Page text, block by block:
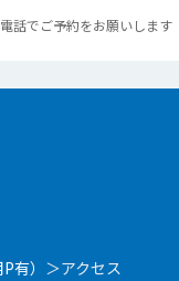
話でご予約をお願いします
有） ＞アクセス